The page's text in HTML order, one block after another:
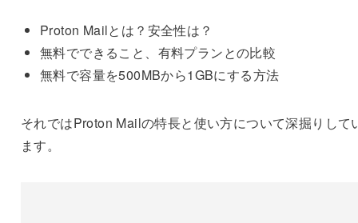
Proton Mailとは？安全性は？
無料でできること、有料プランとの比較
無料で容量を500MBから1GBにする方法
それではProton Mailの特長と使い方について深掘りして
ます。